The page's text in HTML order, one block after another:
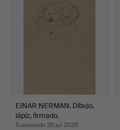
EINAR NERMAN. Dibujo,
lápiz, firmado.
Subastado 26 jul 2026